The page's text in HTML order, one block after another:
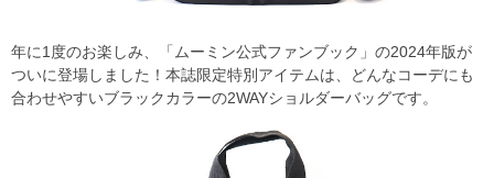
年に1度のお楽しみ、「ムーミン公式ファンブック」の2024年版が
ついに登場しました！本誌限定特別アイテムは、どんなコーデにも
合わせやすいブラックカラーの2WAYショルダーバッグです。